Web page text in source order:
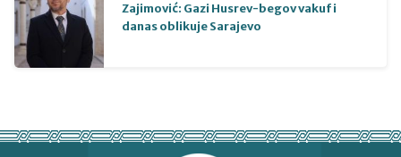
Zajimović: Gazi Husrev-begov vakuf i
danas oblikuje Sarajevo